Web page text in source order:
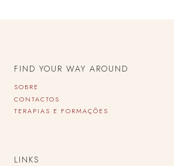
FIND YOUR WAY AROUND
SOBRE
CONTACTOS
TERAPIAS E FORMAÇÕES
LINKS